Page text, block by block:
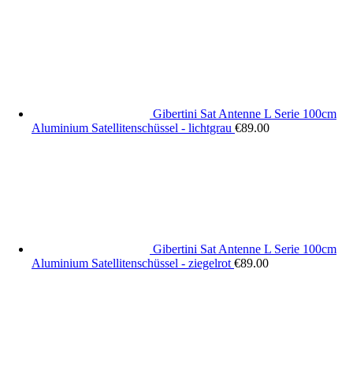
Gibertini Sat Antenne L Serie 100cm
Aluminium Satellitenschüssel - lichtgrau €89.00
Gibertini Sat Antenne L Serie 100cm
Aluminium Satellitenschüssel - ziegelrot €89.00